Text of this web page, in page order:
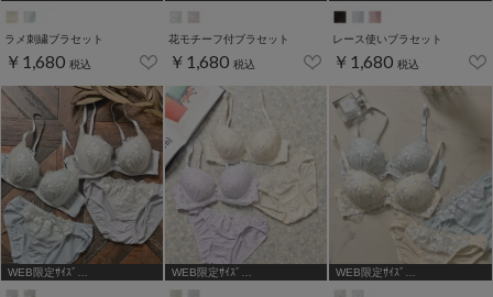
ラメ刺繍ブラセット
￥1,680 税込
花モチーフ付ブラセット
￥1,680 税込
レース使いブラセット
￥1,680 税込
WEB限定ｻｲｽﾞ
WEB限定ｻｲｽﾞ
WEB限定ｻｲｽﾞ